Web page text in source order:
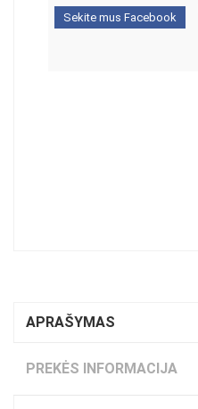
Sekite mus Facebook
APRAŠYMAS
PREKĖS INFORMACIJA